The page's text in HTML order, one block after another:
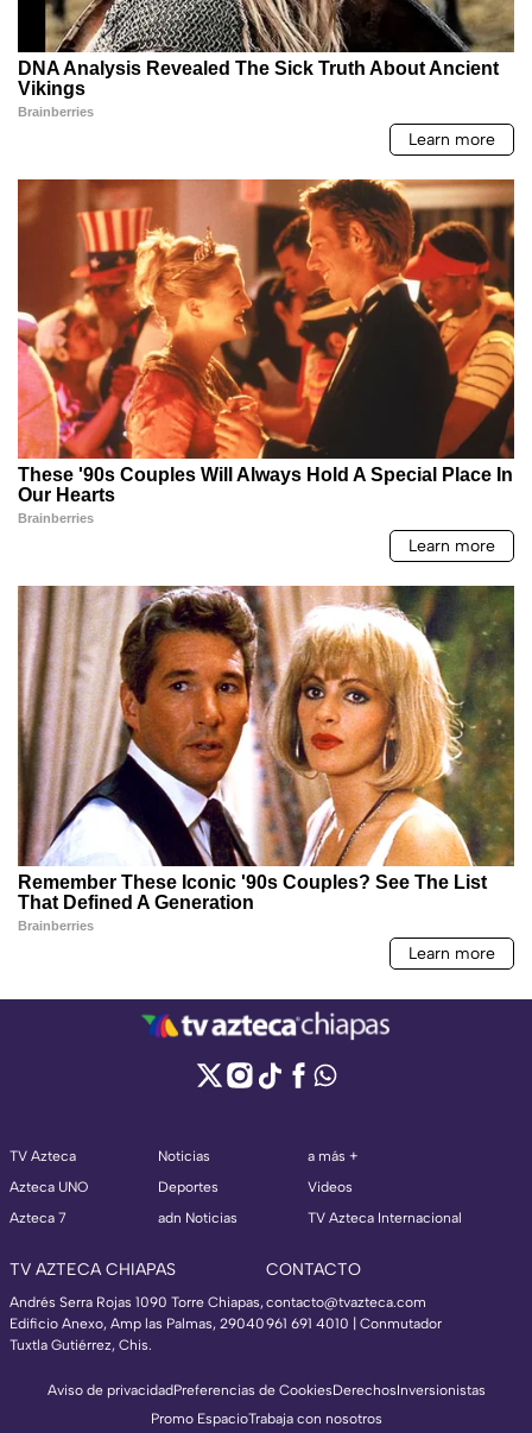
TV Azteca
Azteca UNO
Azteca 7
Noticias
Deportes
adn Noticias
a más +
Videos
TV Azteca Internacional
TV AZTECA CHIAPAS
Andrés Serra Rojas 1090 Torre Chiapas,
Edificio Anexo, Amp las Palmas, 29040
Tuxtla Gutiérrez, Chis.
CONTACTO
contacto@tvazteca.com
961 691 4010 | Conmutador
Aviso de privacidadPreferencias de CookiesDerechosInversionistas
Promo EspacioTrabaja con nosotros